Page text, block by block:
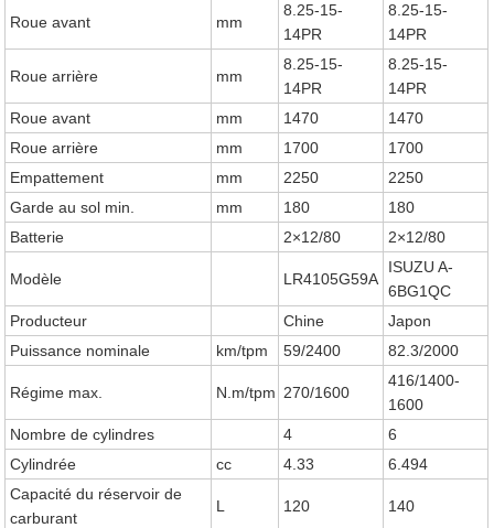
Roue avant mm
8.25-15-
14PR
8.25-15-
14PR
Roue arrière mm
8.25-15-
14PR
8.25-15-
14PR
Roue avant
mm 1470
1470
Roue arrière
mm 1700
1700
Empattement
mm 2250
2250
Garde au sol min.
mm 180
180
Batterie
2×12/80 2×12/80
Modèle LR4105G59A
ISUZU A-
6BG1QC
Producteur
Chine
Japon
Puissance nominale
km/tpm 59/2400 82.3/2000
Régime max. N.m/tpm 270/1600
416/1400-
1600
Nombre de cylindres
4
6
Cylindrée
cc 4.33
6.494
Capacité du réservoir de
carburant
L 120 140